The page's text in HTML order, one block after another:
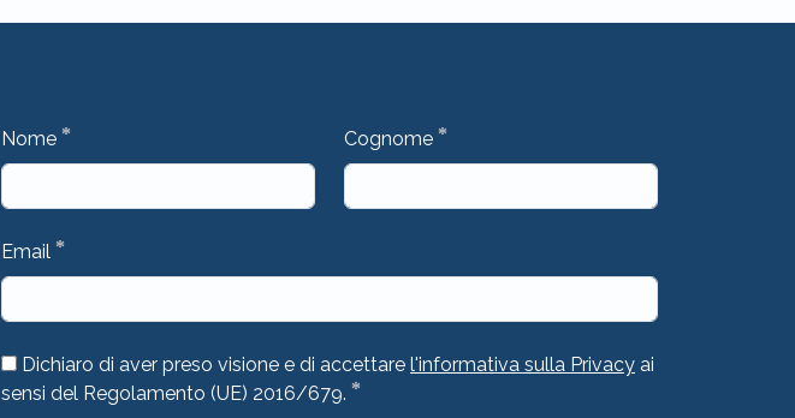
Nome * Cognome *
Email *
Dichiaro di aver preso visione e di accettare l'informativa sulla Privacy ai
sensi del Regolamento (UE) 2016/679. *